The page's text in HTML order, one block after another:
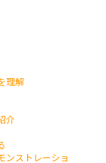
理解
介
ンストレーショ